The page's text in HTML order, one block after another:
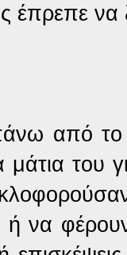
να
από το
μάτια του
να